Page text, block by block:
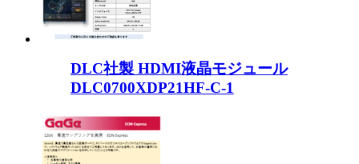
DLC社製 HDMI液晶モジュール
DLC0700XDP21HF-C-1